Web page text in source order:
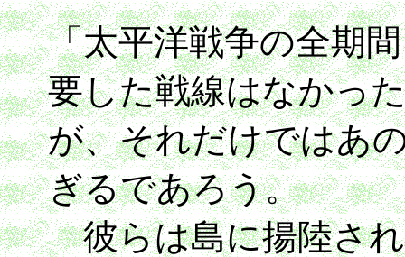
「太平洋戦争の全期
要した戦線はなかっ
が、それだけではあ
ぎるであろう。
彼らは島に揚陸され